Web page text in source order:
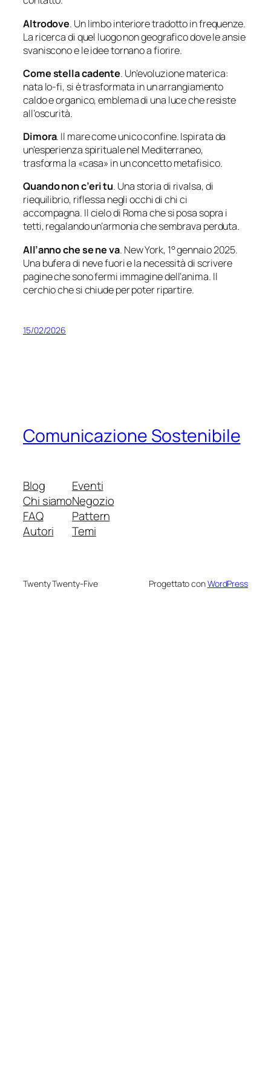
Altrodove. Un limbo interiore tradotto in frequenze.
La ricerca di quel luogo non geografico dove le ansie
svaniscono e le idee tornano a fiorire.
Come stella cadente. Un’evoluzione materica:
nata lo-fi, si è trasformata in un arrangiamento
caldo e organico, emblema di una luce che resiste
all’oscurità.
Dimora. Il mare come unico confine. Ispirata da
un’esperienza spirituale nel Mediterraneo,
trasforma la «casa» in un concetto metafisico.
Quando non c’eri tu. Una storia di rivalsa, di
riequilibrio, riflessa negli occhi di chi ci
accompagna. Il cielo di Roma che si posa sopra i
tetti, regalando un’armonia che sembrava perduta.
All’anno che se ne va. New York, 1° gennaio 2025.
Una bufera di neve fuori e la necessità di scrivere
pagine che sono fermi immagine dell’anima. Il
cerchio che si chiude per poter ripartire.
15/02/2026
Comunicazione Sostenibile
Blog
Chi siamo
FAQ
Autori
Eventi
Negozio
Pattern
Temi
Twenty Twenty-Five Progettato conWordPress